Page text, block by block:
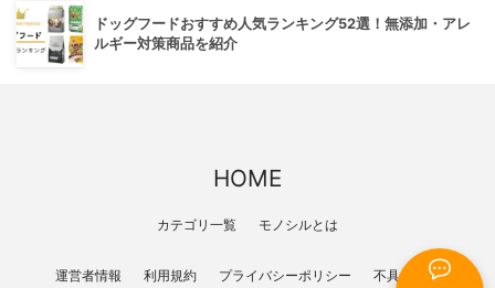
ドッグフードおすすめ人気ランキング52選！無添加・アレ
ルギー対策商品を紹介
HOME
カテゴリ一覧 モノシルとは
運営者情報 利用規約 プライバシーポリシー 不具合報告